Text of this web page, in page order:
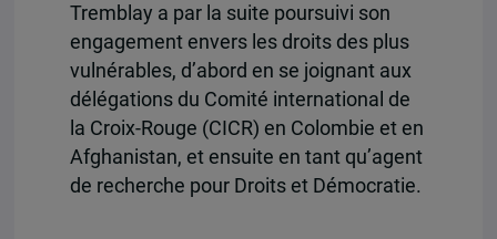
Tremblay a par la suite poursuivi son
engagement envers les droits des plus
vulnérables, d’abord en se joignant aux
délégations du Comité international de
la Croix-Rouge (CICR) en Colombie et en
Afghanistan, et ensuite en tant qu’agent
de recherche pour Droits et Démocratie.